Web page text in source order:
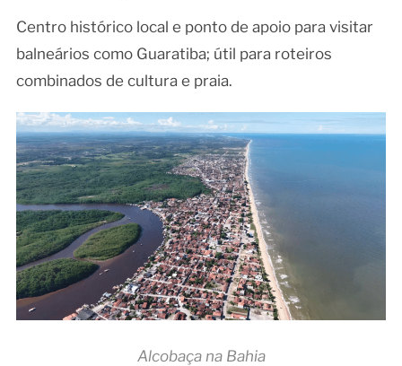
Centro histórico local e ponto de apoio para visitar
balneários como Guaratiba; útil para roteiros
combinados de cultura e praia.
Alcobaça na Bahia